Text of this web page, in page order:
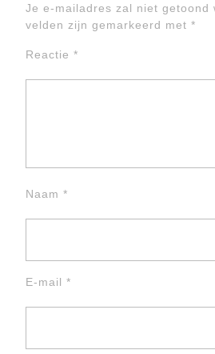
Je e-mailadres zal niet getoond
velden zijn gemarkeerd met *
Reactie *
Naam *
E-mail *